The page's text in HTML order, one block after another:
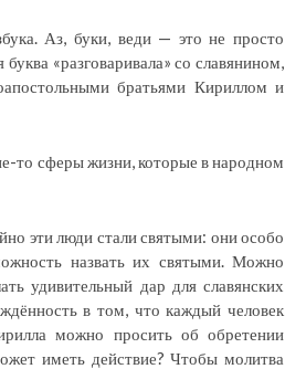
Аз, буки, веди — это не просто
«разговаривала» со славянином,
братьями Кириллом и
то сферы жизни, которые в народном
эти люди стали святыми: они особо
назвать их святыми. Можно
удивительный дар для славянских
в том, что каждый человек
можно просить об обретении
иметь действие? Чтобы молитва